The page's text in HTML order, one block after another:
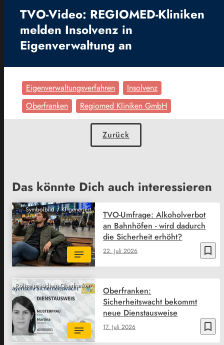
TVO-Video: REGIOMED-Kliniken
melden Insolvenz in
Eigenverwaltung an
Eigenverwaltungsverfahren
Insolvenz
Oberfranken
Regiomed Kliniken GmbH
Zurück
Das könnte Dich auch interessieren
Symbolbild / KI generiert
bookmark_border
22. Juli 2026
TVO-Umfrage: Alkoholverbot
an Bahnhöfen - wird dadurch
die Sicherheit erhöht?
Polizeipräsidium Oberfranken
bookmark_border
17. Juli 2026
Oberfranken:
Sicherheitswacht bekommt
neue Dienstausweise